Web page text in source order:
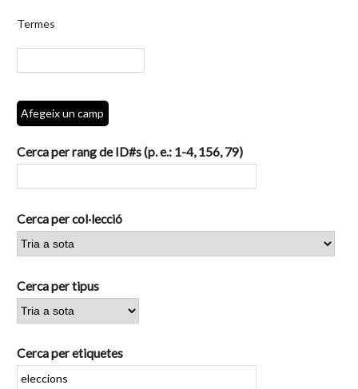
camps
Termes
Afegeix un camp
Cerca per rang de ID#s (p. e.: 1-4, 156, 79)
Cerca per col·lecció
Cerca per tipus
Cerca per etiquetes